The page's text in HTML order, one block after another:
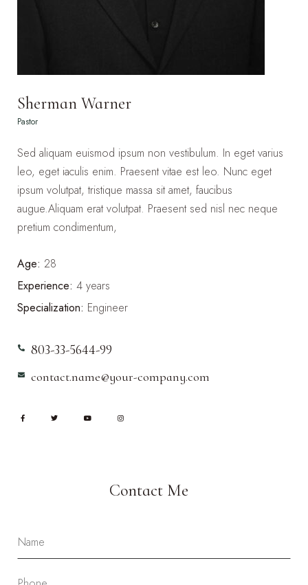
Sherman Warner
Pastor
Sed aliquam euismod ipsum non vestibulum. In eget varius
leo, eget iaculis enim. Praesent vitae est leo. Nunc eget
ipsum volutpat, tristique massa sit amet, faucibus
augue.Aliquam erat volutpat. Praesent sed nisl nec neque
pretium condimentum,
Age: 28
Experience: 4 years
Specialization: Engineer
803-33-5644-99
contact.name@your-company.com
Contact Me